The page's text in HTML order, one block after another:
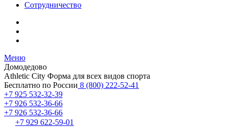
Сотрудничество
Меню
Домодедово
Athletic City Форма для всех видов спорта
Бесплатно по России 8 (800) 222-52-41
+7 925 532-32-39
+7 926 532-36-66
+7 926 532-36-66
+7 929 622-59-01